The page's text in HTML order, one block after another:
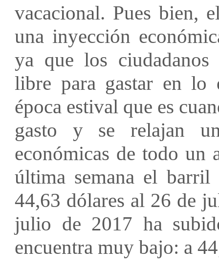
vacacional. Pues bien,
una inyección
ya que los ciudadanos
libre para gastar en lo
época estival que es
gasto y se relajan
económicas de todo
última semana el
44,63 dólares al 26 de
julio de 2017 ha
encuentra muy bajo: a